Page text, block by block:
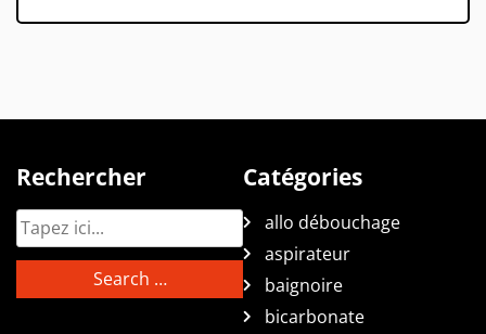
Rechercher Catégories
allo débouchage
aspirateur
baignoire
bicarbonate